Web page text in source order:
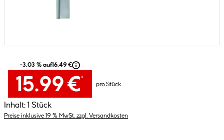
-3.03 % auf16.49 €
15.99 €*
pro Stück
Inhalt: 1 Stück
Preise inklusive 19 % MwSt. zzgl. Versandkosten